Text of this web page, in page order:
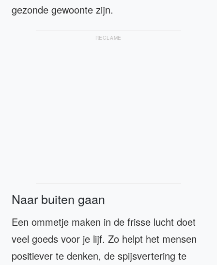
gezonde gewoonte zijn.
RECLAME
Naar buiten gaan
Een ommetje maken in de frisse lucht doet
veel goeds voor je lijf. Zo helpt het mensen
positiever te denken, de spijsvertering te